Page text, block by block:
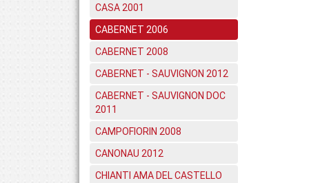
CASA 2001
CABERNET 2006
CABERNET 2008
CABERNET - SAUVIGNON 2012
CABERNET - SAUVIGNON DOC
2011
CAMPOFIORIN 2008
CANONAU 2012
CHIANTI AMA DEL CASTELLO